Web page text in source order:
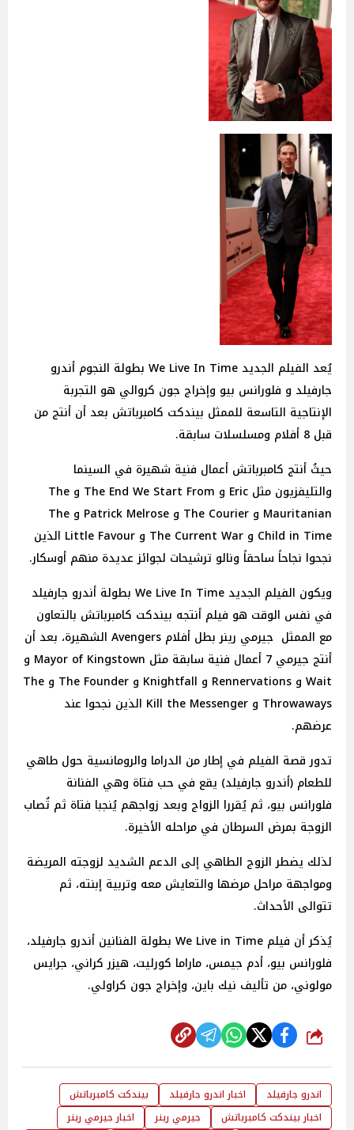
يُعد الفيلم الجديد We Live In Time بطولة النجوم أندرو
جارفيلد و فلورانس بيو وإخراج جون كروالي هو التجربة
الإنتاجية التاسعة للممثل بيندكت كامبرباتش بعد أن أنتج من
قبل 8 أفلام ومسلسلات سابقة.
حيثُ أنتج كامبرباتش أعمال فنية شهيرة في السينما
والتليفزيون مثل Eric و The End We Start From و The
Mauritanian و The Courier و Patrick Melrose و The
Child in Time و The Current War و Little Favour الذين
نجحوا نجاحاً ساحقاً ونالو ترشيحات لجوائز عديدة منهم أوسكار.
ويكون الفيلم الجديد We Live In Time بطولة أندرو جارفيلد
في نفس الوقت هو فيلم أنتجه بيندكت كامبرباتش بالتعاون
مع الممثل جيرمي رينر بطل أفلام Avengers الشهيرة، بعد أن
أنتج جيرمي 7 أعمال فنية سابقة مثل Mayor of Kingstown و
Wait و Rennervations و Knightfall و The Founder و The
Throwaways و Kill the Messenger الذين نجحوا عند
عرضهم.
تدور قصة الفيلم في إطار من الدراما والرومانسية حول طاهي
للطعام (أندرو جارفيلد) يقع في حب فتاة وهي الفنانة
فلورانس بيو، ثم يُقررا الزواج وبعد زواجهم يُنجبا فتاة ثم تُصاب
الزوجة بمرض السرطان في مراحله الأخيرة.
لذلك يضطر الزوج الطاهي إلى الدعم الشديد لزوجته المريضة
ومواجهة مراحل مرضها والتعايش معه وتربية إبنته، ثم
تتوالى الأحداث.
يُذكر أن فيلم We Live in Time بطولة الفنانين أندرو جارفيلد،
فلورانس بيو، أدم جيمس، ماراما كورليت، هيزر كراني، جرايس
مولوني، من تأليف نيك باين، وإخراج جون كراولي.
شارك
اندرو جارفيلد اخبار اندرو جارفيلد
بيندكت كامبرباتش
اخبار بيندكت كامبرباتش
جيرمي رينر
اخبار جيرمي رينر